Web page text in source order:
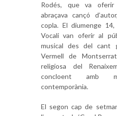
Rodés, que va
abraçava cançó
copla. El diumenge
Vocali van oferir al
musical des del cant
Vermell de
religiosa del
concloent amb
contemporània.
El segon cap de